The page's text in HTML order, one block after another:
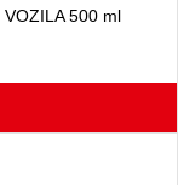
VOZILA 500 ml